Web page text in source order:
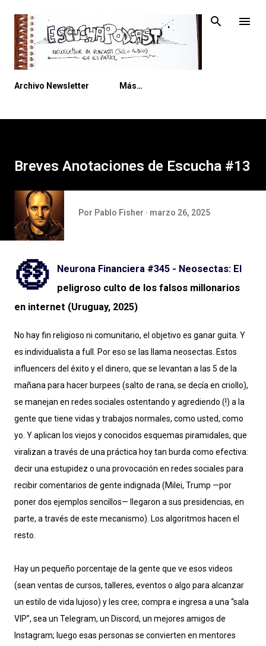
Archivo Newsletter Más…
Breves Anotaciones de Escucha #13
Por Pablo Fisher marzo 26, 2025
🤑
Neurona Financiera #345 - Neosectas: El
peligroso culto de los falsos millonarios
en internet (Uruguay, 2025)
No hay fin religioso ni comunitario, el objetivo es ganar guita. Y
es individualista a full. Por eso se las llama neosectas. Estos
influencers del éxito y el dinero, que se levantan a las 5 de la
mañana para hacer burpees (salto de rana, se decía en criollo),
se manejan en redes sociales ostentando y agrediendo (!) a la
gente que tiene vidas y trabajos normales, como usted, como
yo. Y aplican los viejos y conocidos esquemas piramidales, que
viralizan a través de una práctica hoy tan burda como efectiva:
decir una estupidez o una provocación en redes sociales para
recibir comentarios de gente indignada (Milei, Trump —por
poner dos ejemplos sencillos— llegaron a sus presidencias, en
parte, a través de este mecanismo). Los algoritmos hacen el
resto.
Hay un pequeño porcentaje de la gente que ve esos videos
(sean ventas de cursos, talleres, eventos o algo para alcanzar
un estilo de vida lujoso) y les cree; compra e ingresa a una “sala
VIP”, sea un Telegram, un Discord, un mejores amigos de
Instagram; luego esas personas se convierten en mentores